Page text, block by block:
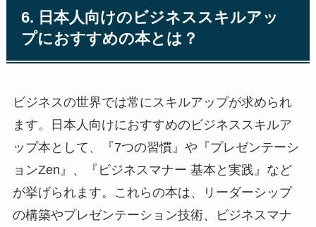
6. 日本人向けのビジネススキルアッ
プにおすすめの本とは？
ビジネスの世界では常にスキルアップが求められ
ます。日本人向けにおすすめのビジネススキルア
ップ本として、『7つの習慣』や『プレゼンテーシ
ョンZen』、『ビジネスマナー 基本と実践』など
が挙げられます。これらの本は、リーダーシップ
の構築やプレゼンテーション技術、ビジネスマナ